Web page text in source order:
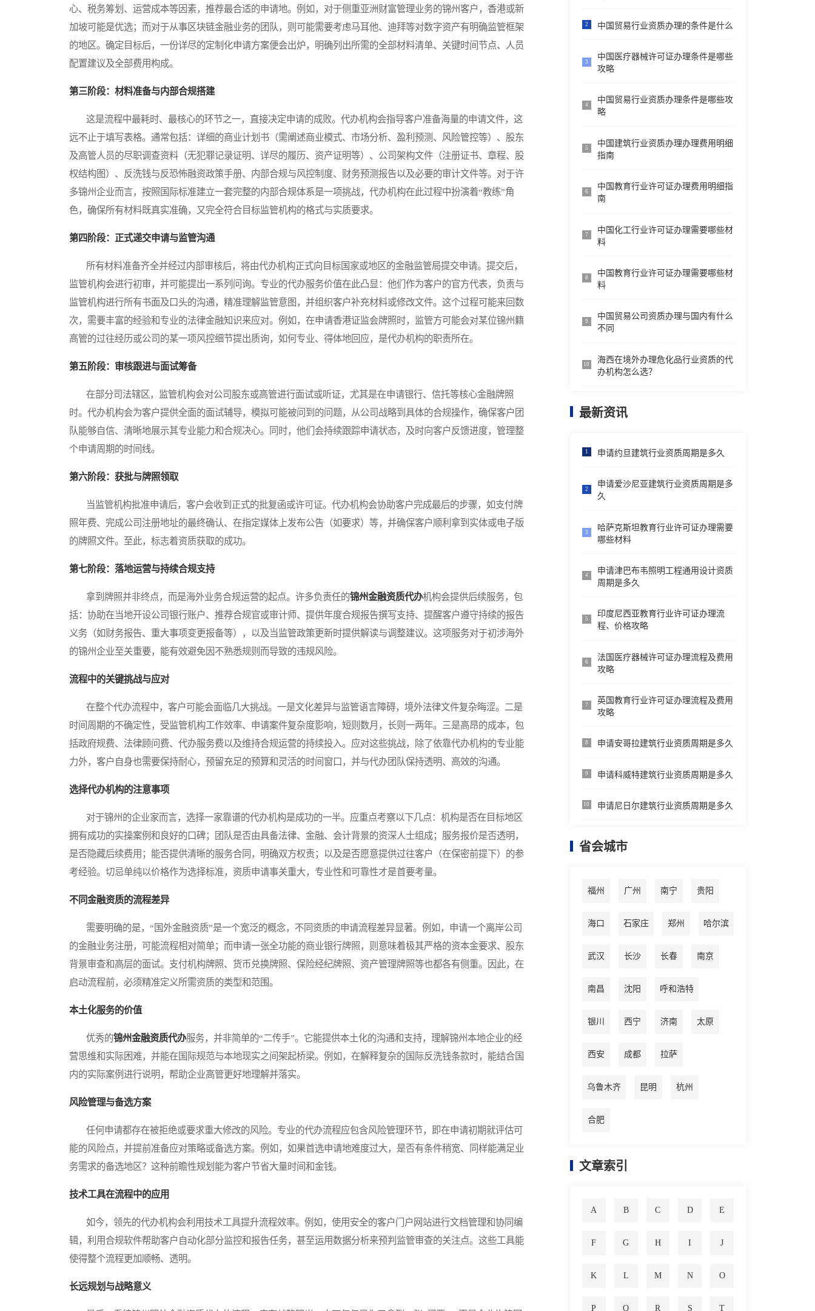
心、税务筹划、运营成本等因素，推荐最合适的申请地。例如，对于侧重亚洲财富管理业务的锦州客户，香港或新
加坡可能是优选；而对于从事区块链金融业务的团队，则可能需要考虑马耳他、迪拜等对数字资产有明确监管框架
的地区。确定目标后，一份详尽的定制化申请方案便会出炉，明确列出所需的全部材料清单、关键时间节点、人员
配置建议及全部费用构成。
第三阶段：材料准备与内部合规搭建
这是流程中最耗时、最核心的环节之一，直接决定申请的成败。代办机构会指导客户准备海量的申请文件，这
远不止于填写表格。通常包括：详细的商业计划书（需阐述商业模式、市场分析、盈利预测、风险管控等）、股东
及高管人员的尽职调查资料（无犯罪记录证明、详尽的履历、资产证明等）、公司架构文件（注册证书、章程、股
权结构图）、反洗钱与反恐怖融资政策手册、内部合规与风控制度、财务预测报告以及必要的审计文件等。对于许
多锦州企业而言，按照国际标准建立一套完整的内部合规体系是一项挑战，代办机构在此过程中扮演着“教练”角
色，确保所有材料既真实准确，又完全符合目标监管机构的格式与实质要求。
第四阶段：正式递交申请与监管沟通
所有材料准备齐全并经过内部审核后，将由代办机构正式向目标国家或地区的金融监管局提交申请。提交后，
监管机构会进行初审，并可能提出一系列问询。专业的代办服务价值在此凸显：他们作为客户的官方代表，负责与
监管机构进行所有书面及口头的沟通，精准理解监管意图，并组织客户补充材料或修改文件。这个过程可能来回数
次，需要丰富的经验和专业的法律金融知识来应对。例如，在申请香港证监会牌照时，监管方可能会对某位锦州籍
高管的过往经历或公司的某一项风控细节提出质询，如何专业、得体地回应，是代办机构的职责所在。
第五阶段：审核跟进与面试筹备
在部分司法辖区，监管机构会对公司股东或高管进行面试或听证，尤其是在申请银行、信托等核心金融牌照
时。代办机构会为客户提供全面的面试辅导，模拟可能被问到的问题，从公司战略到具体的合规操作，确保客户团
队能够自信、清晰地展示其专业能力和合规决心。同时，他们会持续跟踪申请状态，及时向客户反馈进度，管理整
个申请周期的时间线。
第六阶段：获批与牌照领取
当监管机构批准申请后，客户会收到正式的批复函或许可证。代办机构会协助客户完成最后的步骤，如支付牌
照年费、完成公司注册地址的最终确认、在指定媒体上发布公告（如要求）等，并确保客户顺利拿到实体或电子版
的牌照文件。至此，标志着资质获取的成功。
第七阶段：落地运营与持续合规支持
拿到牌照并非终点，而是海外业务合规运营的起点。许多负责任的锦州金融资质代办机构会提供后续服务，包
括：协助在当地开设公司银行账户、推荐合规官或审计师、提供年度合规报告撰写支持、提醒客户遵守持续的报告
义务（如财务报告、重大事项变更报备等），以及当监管政策更新时提供解读与调整建议。这项服务对于初涉海外
的锦州企业至关重要，能有效避免因不熟悉规则而导致的违规风险。
流程中的关键挑战与应对
在整个代办流程中，客户可能会面临几大挑战。一是文化差异与监管语言障碍，境外法律文件复杂晦涩。二是
时间周期的不确定性，受监管机构工作效率、申请案件复杂度影响，短则数月，长则一两年。三是高昂的成本，包
括政府规费、法律顾问费、代办服务费以及维持合规运营的持续投入。应对这些挑战，除了依靠代办机构的专业能
力外，客户自身也需要保持耐心，预留充足的预算和灵活的时间窗口，并与代办团队保持透明、高效的沟通。
选择代办机构的注意事项
对于锦州的企业家而言，选择一家靠谱的代办机构是成功的一半。应重点考察以下几点：机构是否在目标地区
拥有成功的实操案例和良好的口碑；团队是否由具备法律、金融、会计背景的资深人士组成；服务报价是否透明，
是否隐藏后续费用；能否提供清晰的服务合同，明确双方权责；以及是否愿意提供过往客户（在保密前提下）的参
考经验。切忌单纯以价格作为选择标准，资质申请事关重大，专业性和可靠性才是首要考量。
不同金融资质的流程差异
需要明确的是，“国外金融资质”是一个宽泛的概念，不同资质的申请流程差异显著。例如，申请一个离岸公司
的金融业务注册，可能流程相对简单；而申请一张全功能的商业银行牌照，则意味着极其严格的资本金要求、股东
背景审查和高层的面试。支付机构牌照、货币兑换牌照、保险经纪牌照、资产管理牌照等也都各有侧重。因此，在
启动流程前，必须精准定义所需资质的类型和范围。
本土化服务的价值
优秀的锦州金融资质代办服务，并非简单的“二传手”。它能提供本土化的沟通和支持，理解锦州本地企业的经
营思维和实际困难，并能在国际规范与本地现实之间架起桥梁。例如，在解释复杂的国际反洗钱条款时，能结合国
内的实际案例进行说明，帮助企业高管更好地理解并落实。
风险管理与备选方案
任何申请都存在被拒绝或要求重大修改的风险。专业的代办流程应包含风险管理环节，即在申请初期就评估可
能的风险点，并提前准备应对策略或备选方案。例如，如果首选申请地难度过大，是否有条件稍宽、同样能满足业
务需求的备选地区？这种前瞻性规划能为客户节省大量时间和金钱。
技术工具在流程中的应用
如今，领先的代办机构会利用技术工具提升流程效率。例如，使用安全的客户门户网站进行文档管理和协同编
辑，利用合规软件帮助客户自动化部分监控和报告任务，甚至运用数据分析来预判监管审查的关注点。这些工具能
使得整个流程更加顺畅、透明。
长远规划与战略意义
2 中国贸易行业资质办理的条件是什么
3
中国医疗器械许可证办理条件是哪些
攻略
4
中国贸易行业资质办理条件是哪些攻
略
5
中国建筑行业资质办理办理费用明细
指南
6
中国教育行业许可证办理费用明细指
南
7
中国化工行业许可证办理需要哪些材
料
8
中国教育行业许可证办理需要哪些材
料
9
中国贸易公司资质办理与国内有什么
不同
10
海西在境外办理危化品行业资质的代
办机构怎么选？
最新资讯
1 申请约旦建筑行业资质周期是多久
2
申请爱沙尼亚建筑行业资质周期是多
久
3
哈萨克斯坦教育行业许可证办理需要
哪些材料
4
申请津巴布韦照明工程通用设计资质
周期是多久
5
印度尼西亚教育行业许可证办理流
程、价格攻略
6
法国医疗器械许可证办理流程及费用
攻略
7
英国教育行业许可证办理流程及费用
攻略
8 申请安哥拉建筑行业资质周期是多久
9 申请科威特建筑行业资质周期是多久
10 申请尼日尔建筑行业资质周期是多久
省会城市
福州 广州 南宁 贵阳
海口 石家庄 郑州 哈尔滨
武汉 长沙 长春 南京
南昌 沈阳 呼和浩特
银川 西宁 济南 太原
西安 成都 拉萨
乌鲁木齐 昆明 杭州
合肥
文章索引
A B C D E
F G H I J
K L M N O
P Q R S T